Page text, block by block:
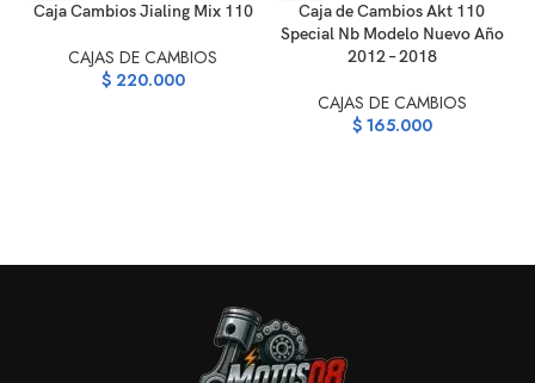
Caja Cambios Jialing Mix 110
CAJAS DE CAMBIOS
$220.000
Caja de Cambios Akt 110
Special Nb Modelo Nuevo Año
2012 – 2018
CAJAS DE CAMBIOS
$165.000